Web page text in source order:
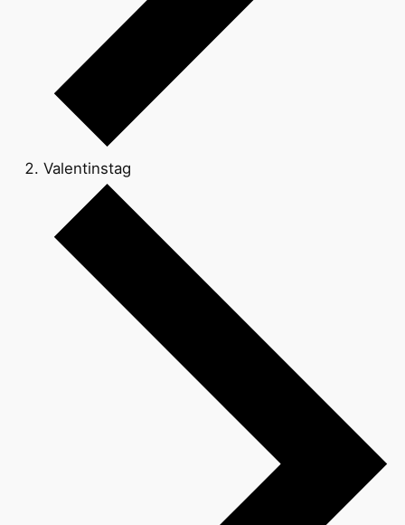
Valentinstag